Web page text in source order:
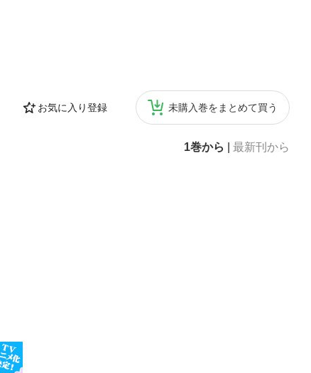
お気に入り登録 未購入巻をまとめて買う
1巻から 最新刊から